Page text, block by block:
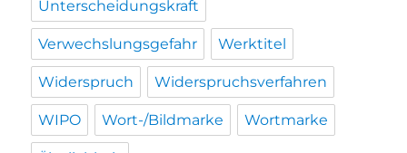
Unterscheidungskraft
Verwechslungsgefahr Werktitel
Widerspruch Widerspruchsverfahren
WIPO Wort-/Bildmarke Wortmarke